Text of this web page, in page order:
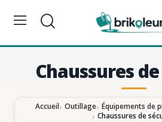
Chaussures
Accueil Outillage Équipements de
Chaussures de